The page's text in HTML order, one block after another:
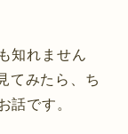
知れません
てみたら、ち
話です。